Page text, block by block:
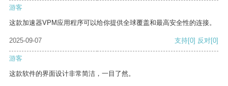
游客
这款加速器VPM应用程序可以给你提供全球覆盖和最高安全性的连接。
2025-09-07 支持[0] 反对[0]
游客
这款软件的界面设计非常简洁，一目了然。